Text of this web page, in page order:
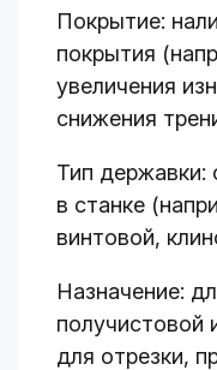
Покрытие:
покрытия
увеличения
снижения
Тип державки:
в станке
винтовой,
Назначение:
получистовой
для отрезки,